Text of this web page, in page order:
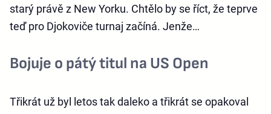
starý právě z New Yorku. Chtělo by se říct, že teprve
teď pro Djokoviče turnaj začíná. Jenže…
Bojuje o pátý titul na US Open
Třikrát už byl letos tak daleko a třikrát se opakoval